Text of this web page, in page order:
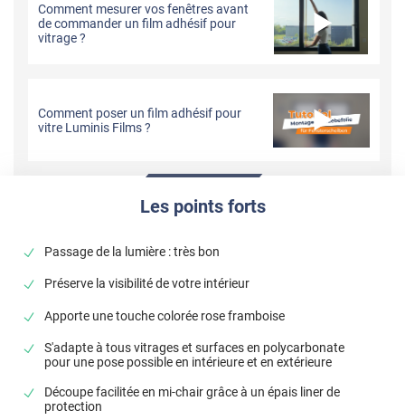
Comment mesurer vos fenêtres avant
de commander un film adhésif pour
vitrage ?
Comment poser un film adhésif pour
vitre Luminis Films ?
Les points forts
Passage de la lumière : très bon
Préserve la visibilité de votre intérieur
Apporte une touche colorée rose framboise
S'adapte à tous vitrages et surfaces en polycarbonate
pour une pose possible en intérieure et en extérieure
Découpe facilitée en mi-chair grâce à un épais liner de
protection